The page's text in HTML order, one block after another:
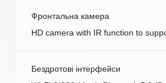
Фронтальна камера
HD camera with IR function to
Бездротові інтерфейси